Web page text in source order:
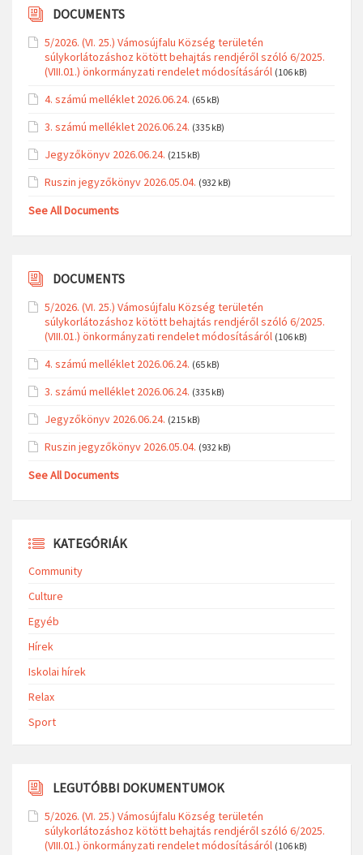
DOCUMENTS
5/2026. (VI. 25.) Vámosújfalu Község területén
súlykorlátozáshoz kötött behajtás rendjéről szóló 6/2025.
(VIII.01.) önkormányzati rendelet módosításáról (106 kB)
4. számú melléklet 2026.06.24. (65 kB)
3. számú melléklet 2026.06.24. (335 kB)
Jegyzőkönyv 2026.06.24. (215 kB)
Ruszin jegyzőkönyv 2026.05.04. (932 kB)
See All Documents
DOCUMENTS
5/2026. (VI. 25.) Vámosújfalu Község területén
súlykorlátozáshoz kötött behajtás rendjéről szóló 6/2025.
(VIII.01.) önkormányzati rendelet módosításáról (106 kB)
4. számú melléklet 2026.06.24. (65 kB)
3. számú melléklet 2026.06.24. (335 kB)
Jegyzőkönyv 2026.06.24. (215 kB)
Ruszin jegyzőkönyv 2026.05.04. (932 kB)
See All Documents
KATEGÓRIÁK
Community
Culture
Egyéb
Hírek
Iskolai hírek
Relax
Sport
LEGUTÓBBI DOKUMENTUMOK
5/2026. (VI. 25.) Vámosújfalu Község területén
súlykorlátozáshoz kötött behajtás rendjéről szóló 6/2025.
(VIII.01.) önkormányzati rendelet módosításáról (106 kB)